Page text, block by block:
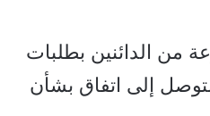
من الدائنين بطلبات
إلى اتفاق بشأن